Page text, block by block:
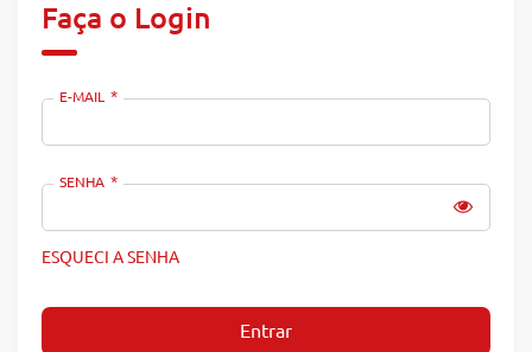
Faça o Login
E-MAIL
SENHA
ESQUECI A SENHA
Entrar